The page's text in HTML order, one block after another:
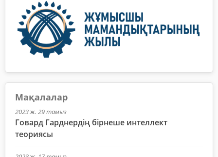
Мақалалар
2023 ж. 29 тамыз
Говард Гарднердің бірнеше интеллект
теориясы